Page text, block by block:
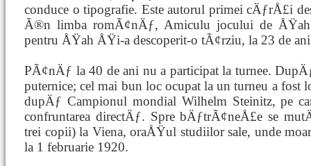
conduce o tipografie. Este autorul primei cÄƒrÅ£i
Ã®n limba romÃ¢nÄƒ, Amiculu jocului de ÅŸah.
pentru ÅŸah ÅŸi-a descoperit-o tÃ¢rziu, la 23 de
PÃ¢nÄƒ la 40 de ani nu a participat la turnee.
puternice; cel mai bun loc ocupat la un turneu a
dupÄƒ Campionul mondial Wilhelm Steinitz, pe
confruntarea directÄƒ. Spre bÄƒtrÃ¢neÅ£e se
trei copii) la Viena, oraÅŸul studiilor sale, unde
la 1 februarie 1920.